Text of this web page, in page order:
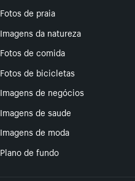
Fotos de praia
Imagens da natureza
Fotos de comida
Fotos de bicicletas
Imagens de negócios
Imagens de saude
Imagens de moda
Plano de fundo